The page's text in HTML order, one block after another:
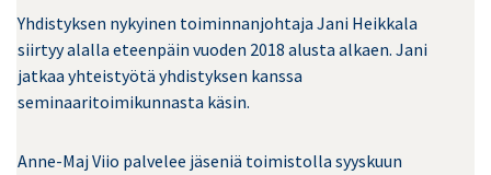
Yhdistyksen nykyinen toiminnanjohtaja Jani Heikkala
siirtyy alalla eteenpäin vuoden 2018 alusta alkaen. Jani
jatkaa yhteistyötä yhdistyksen kanssa
seminaaritoimikunnasta käsin.
Anne-Maj Viio palvelee jäseniä toimistolla syyskuun